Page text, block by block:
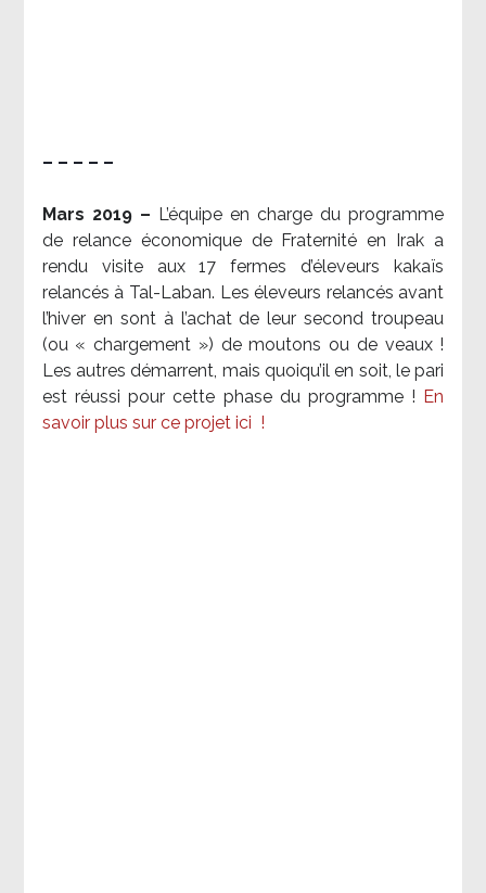
– – – – –
Mars 2019 – L’équipe en charge du programme
de relance économique de Fraternité en Irak a
rendu visite aux 17 fermes d’éleveurs kakaïs
relancés à Tal-Laban. Les éleveurs relancés avant
l’hiver en sont à l’achat de leur second troupeau
(ou « chargement ») de moutons ou de veaux !
Les autres démarrent, mais quoiqu’il en soit, le pari
est réussi pour cette phase du programme ! En
savoir plus sur ce projet ici !